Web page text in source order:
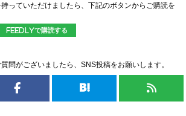
っていただけましたら、下記のボタンからご購読を
feedlyで購読する
問がございましたら、SNS投稿をお願いします。